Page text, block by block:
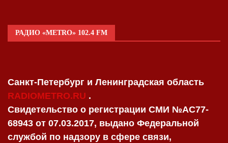
РАДИО «METRO» 102.4 FM
Санкт-Петербург и Ленинградская область
RADIOMETRO.RU .
Свидетельство о регистрации СМИ №AC77-
68943 от 07.03.2017, выдано Федеральной
службой по надзору в сфере связи,